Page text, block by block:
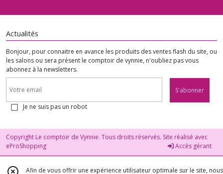
Actualités
Bonjour, pour connaitre en avance les produits des ventes flash du site, ou
les salons ou sera présent le comptoir de vynnie, n'oubliez pas vous
abonnez à la newsletters.
S'abonner
Je ne suis pas un robot
Copyright Le comptoir de Vynnie. Tous droits réservés. Site réalisé avec
eProShopping
Accès gérant
Afin de vous offrir une expérience utilisateur optimale sur le site, nous